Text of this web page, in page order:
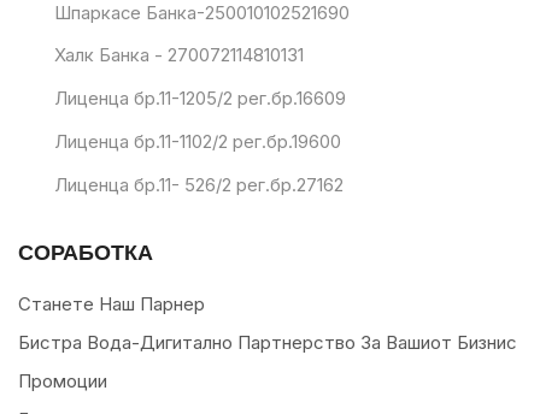
Шпаркасе Банка-250010102521690
Халк Банка - 270072114810131
Лиценца бр.11-1205/2 рег.бр.16609
Лиценца бр.11-1102/2 рег.бр.19600
Лиценца бр.11- 526/2 рег.бр.27162
СОРАБОТКА
Станете Наш Парнер
Бистра Вода-Дигитално Партнерство За Вашиот Бизнис
Промоции